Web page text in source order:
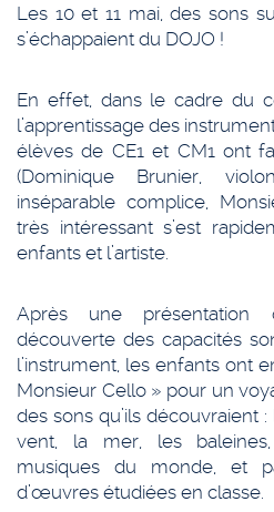
Les 10 et 11 mai, des sons
s’échappaient du DOJO !
En effet, dans le cadre du
l’apprentissage des
élèves de CE1 et CM1 ont
(Dominique Brunier,
inséparable complice,
très intéressant s’est
enfants et l’artiste.
Après une
découverte des capacités
l’instrument, les enfants ont
Monsieur Cello » pour un
des sons qu’ils découvraient
vent, la mer, les baleines,
musiques du monde, et
d’œuvres étudiées en classe.